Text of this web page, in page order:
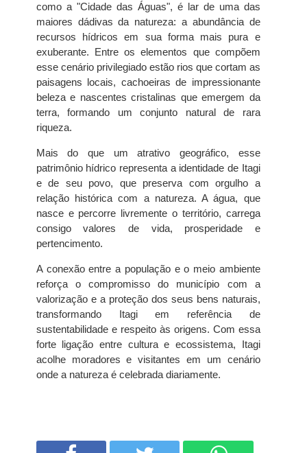
como a "Cidade das Águas", é lar de uma das
maiores dádivas da natureza: a abundância de
recursos hídricos em sua forma mais pura e
exuberante. Entre os elementos que compõem
esse cenário privilegiado estão rios que cortam as
paisagens locais, cachoeiras de impressionante
beleza e nascentes cristalinas que emergem da
terra, formando um conjunto natural de rara
riqueza.
Mais do que um atrativo geográfico, esse
patrimônio hídrico representa a identidade de Itagi
e de seu povo, que preserva com orgulho a
relação histórica com a natureza. A água, que
nasce e percorre livremente o território, carrega
consigo valores de vida, prosperidade e
pertencimento.
A conexão entre a população e o meio ambiente
reforça o compromisso do município com a
valorização e a proteção dos seus bens naturais,
transformando Itagi em referência de
sustentabilidade e respeito às origens. Com essa
forte ligação entre cultura e ecossistema, Itagi
acolhe moradores e visitantes em um cenário
onde a natureza é celebrada diariamente.